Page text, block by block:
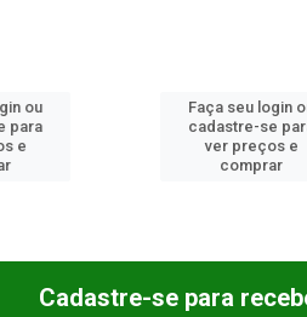
Faça seu login ou
cadastre-se para
Cadastre-se para